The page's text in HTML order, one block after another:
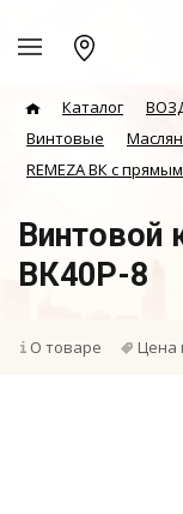
Каталог
Винтовые
REMEZA ВК с
Винтовой
ВК40Р-8
О товаре Цена